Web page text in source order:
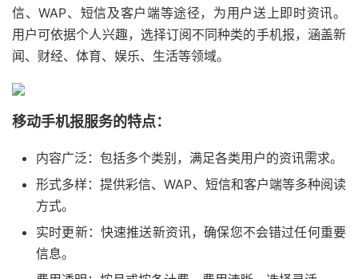
信、WAP、短信及客户端等途径，为用户送上即时资讯。
用户可依据个人兴趣，选择订阅不同种类的手机报，涵盖新
闻、财经、体育、娱乐、生活等领域。
移动手机报服务的特点：
内容广泛：包括多个类别，满足各类用户的资讯需求。
形式多样：提供彩信、WAP、短信和客户端等多种阅读
方式。
实时更新：快速推送新资讯，确保您不会错过任何重要
信息。